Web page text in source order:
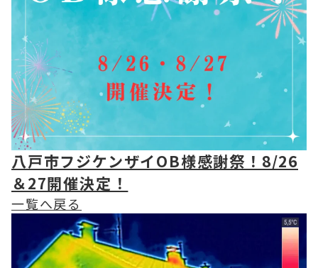
八戸市フジケンザイOB様感謝祭！8/26
＆27開催決定！
一覧へ戻る